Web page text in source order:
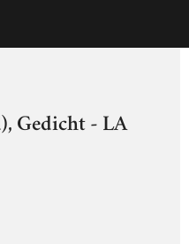
Gedicht - LA